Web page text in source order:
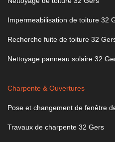
Impermeabilisation de toiture 32
Recherche fuite de toiture 32
Nettoyage panneau solaire 32
Charpente & Ouvertures
Pose et changement de fenêtre
Travaux de charpente 32 Gers